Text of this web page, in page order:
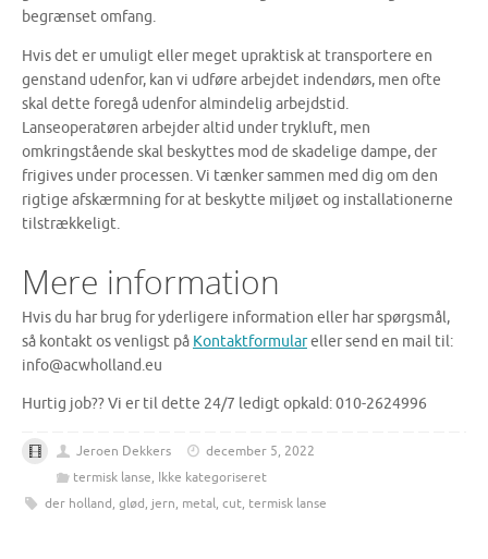
begrænset omfang.
Hvis det er umuligt eller meget upraktisk at transportere en
genstand udenfor, kan vi udføre arbejdet indendørs, men ofte
skal dette foregå udenfor almindelig arbejdstid.
Lanseoperatøren arbejder altid under trykluft, men
omkringstående skal beskyttes mod de skadelige dampe, der
frigives under processen. Vi tænker sammen med dig om den
rigtige afskærmning for at beskytte miljøet og installationerne
tilstrækkeligt.
Mere information
Hvis du har brug for yderligere information eller har spørgsmål,
så kontakt os venligst på Kontaktformulareller send en mail til:
info@acwholland.eu
Hurtig job?? Vi er til dette 24/7 ledigt opkald: 010-2624996
Jeroen Dekkers
december 5, 2022
termisk lanse, Ikke kategoriseret
der holland, glød, jern, metal, cut, termisk lanse